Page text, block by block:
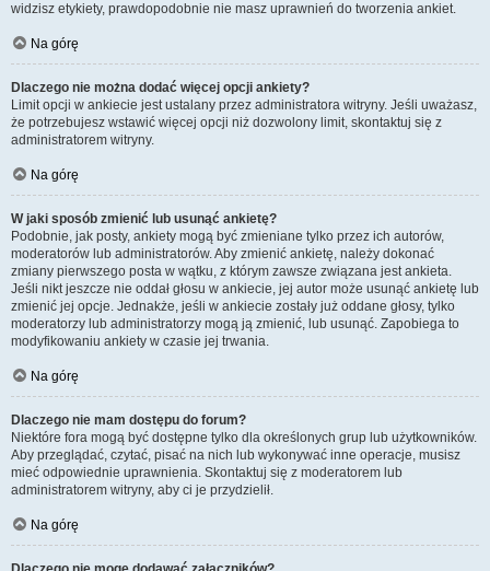
widzisz etykiety, prawdopodobnie nie masz uprawnień do tworzenia ankiet.
Na górę
Dlaczego nie można dodać więcej opcji ankiety?
Limit opcji w ankiecie jest ustalany przez administratora witryny. Jeśli uważasz,
że potrzebujesz wstawić więcej opcji niż dozwolony limit, skontaktuj się z
administratorem witryny.
Na górę
W jaki sposób zmienić lub usunąć ankietę?
Podobnie, jak posty, ankiety mogą być zmieniane tylko przez ich autorów,
moderatorów lub administratorów. Aby zmienić ankietę, należy dokonać
zmiany pierwszego posta w wątku, z którym zawsze związana jest ankieta.
Jeśli nikt jeszcze nie oddał głosu w ankiecie, jej autor może usunąć ankietę lub
zmienić jej opcje. Jednakże, jeśli w ankiecie zostały już oddane głosy, tylko
moderatorzy lub administratorzy mogą ją zmienić, lub usunąć. Zapobiega to
modyfikowaniu ankiety w czasie jej trwania.
Na górę
Dlaczego nie mam dostępu do forum?
Niektóre fora mogą być dostępne tylko dla określonych grup lub użytkowników.
Aby przeglądać, czytać, pisać na nich lub wykonywać inne operacje, musisz
mieć odpowiednie uprawnienia. Skontaktuj się z moderatorem lub
administratorem witryny, aby ci je przydzielił.
Na górę